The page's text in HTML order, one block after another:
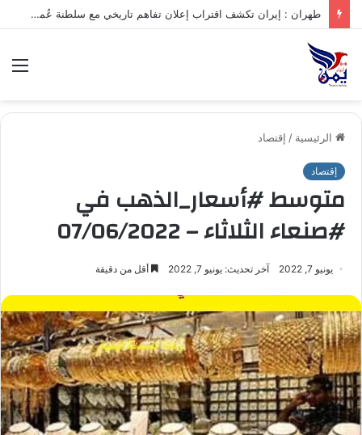
طهران : إيران تكشف اقتراب إعلان تفاهم تاريخي مع سلطنة عُمان بشأن تنظيم الملاحة في مضيق هرمز
الرئيسية / إقتصاد
إقتصاد
متوسط #أسعار_الذهب في
#صنعاء الثلاثاء – 07/06/2022
يونيو 7, 2022 آخر تحديث: يونيو 7, 2022 أقل من دقيقة